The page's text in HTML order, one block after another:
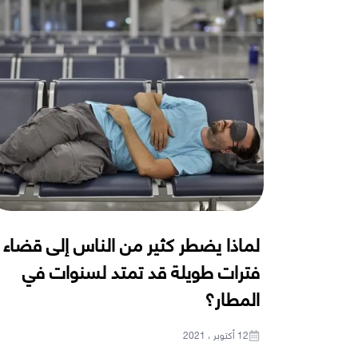
لماذا يضطر كثير من الناس إلى قضاء
فترات طويلة قد تمتد لسنوات في
المطار؟
12 أكتوبر ، 2021